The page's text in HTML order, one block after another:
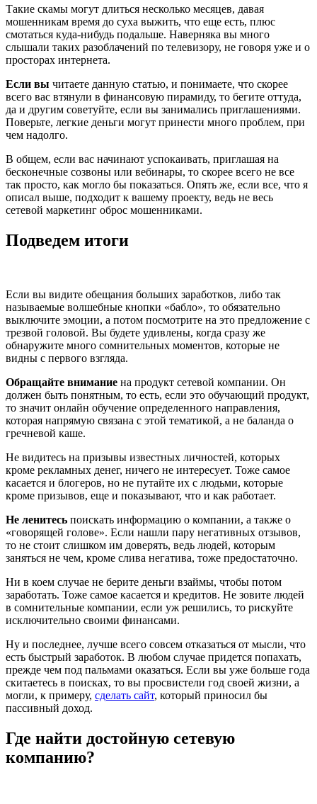
Такие скамы могут длиться несколько месяцев, давая
мошенникам время до суха выжить, что еще есть, плюс
смотаться куда-нибудь подальше. Наверняка вы много
слышали таких разоблачений по телевизору, не говоря уже и о
просторах интернета.
Если вы читаете данную статью, и понимаете, что скорее
всего вас втянули в финансовую пирамиду, то бегите оттуда,
да и другим советуйте, если вы занимались приглашениями.
Поверьте, легкие деньги могут принести много проблем, при
чем надолго.
В общем, если вас начинают успокаивать, приглашая на
бесконечные созвоны или вебинары, то скорее всего не все
так просто, как могло бы показаться. Опять же, если все, что я
описал выше, подходит к вашему проекту, ведь не весь
сетевой маркетинг оброс мошенниками.
Подведем итоги
Если вы видите обещания больших заработков, либо так
называемые волшебные кнопки «бабло», то обязательно
выключите эмоции, а потом посмотрите на это предложение с
трезвой головой. Вы будете удивлены, когда сразу же
обнаружите много сомнительных моментов, которые не
видны с первого взгляда.
Обращайте внимание на продукт сетевой компании. Он
должен быть понятным, то есть, если это обучающий продукт,
то значит онлайн обучение определенного направления,
которая напрямую связана с этой тематикой, а не баланда о
гречневой каше.
Не видитесь на призывы известных личностей, которых
кроме рекламных денег, ничего не интересует. Тоже самое
касается и блогеров, но не путайте их с людьми, которые
кроме призывов, еще и показывают, что и как работает.
Не ленитесь поискать информацию о компании, а также о
«говорящей голове». Если нашли пару негативных отзывов,
то не стоит слишком им доверять, ведь людей, которым
заняться не чем, кроме слива негатива, тоже предостаточно.
Ни в коем случае не берите деньги взаймы, чтобы потом
заработать. Тоже самое касается и кредитов. Не зовите людей
в сомнительные компании, если уж решились, то рискуйте
исключительно своими финансами.
Ну и последнее, лучше всего совсем отказаться от мысли, что
есть быстрый заработок. В любом случае придется попахать,
прежде чем под пальмами оказаться. Если вы уже больше года
скитаетесь в поисках, то вы просвистели год своей жизни, а
могли, к примеру, сделать сайт, который приносил бы
пассивный доход.
Где найти достойную сетевую
компанию?